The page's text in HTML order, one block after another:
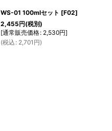
WS-01 100mlセット [F02]
2,455円(税別)
[通常販売価格: 2,530円]
(税込 : 2,701 円)